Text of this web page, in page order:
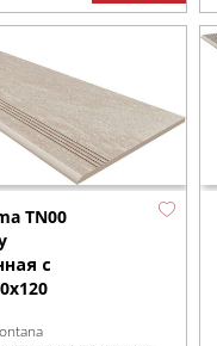
TN00
с